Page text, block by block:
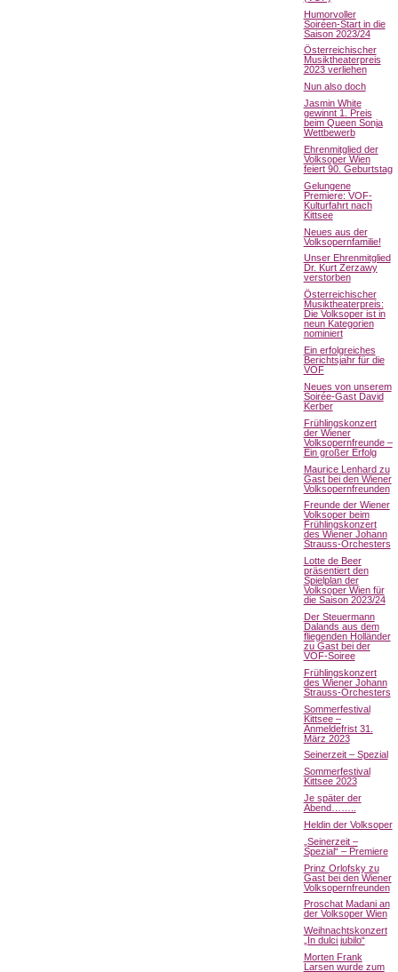
Humorvoller
Soiréen-Start in die
Saison 2023/24
Österreichischer
Musiktheaterpreis
2023 verliehen
Nun also doch
Jasmin White
gewinnt 1. Preis
beim Queen Sonja
Wettbewerb
Ehrenmitglied der
Volksoper Wien
feiert 90. Geburtstag
Gelungene
Premiere: VOF-
Kulturfahrt nach
Kittsee
Neues aus der
Volksopernfamilie!
Unser Ehrenmitglied
Dr. Kurt Zerzawy
verstorben
Österreichischer
Musiktheaterpreis:
Die Volksoper ist in
neun Kategorien
nominiert
Ein erfolgreiches
Berichtsjahr für die
VOF
Neues von unserem
Soirée-Gast David
Kerber
Frühlingskonzert
der Wiener
Volksopernfreunde –
Ein großer Erfolg
Maurice Lenhard zu
Gast bei den Wiener
Volksopernfreunden
Freunde der Wiener
Volksoper beim
Frühlingskonzert
des Wiener Johann
Strauss-Orchesters
Lotte de Beer
präsentiert den
Spielplan der
Volksoper Wien für
die Saison 2023/24
Der Steuermann
Dalands aus dem
fliegenden Holländer
zu Gast bei der
VOF-Soiree
Frühlingskonzert
des Wiener Johann
Strauss-Orchesters
Sommerfestival
Kittsee –
Anmeldefrist 31.
März 2023
Seinerzeit – Spezial
Sommerfestival
Kittsee 2023
Je später der
Abend……..
Heldin der Volksoper
„Seinerzeit –
Spezial“ – Premiere
Prinz Orlofsky zu
Gast bei den Wiener
Volksopernfreunden
Proschat Madani an
der Volksoper Wien
Weihnachtskonzert
„In dulci jubilo“
Morten Frank
Larsen wurde zum